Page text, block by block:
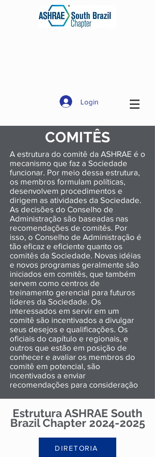
Login
COMITÊS
A estrutura do comitê da ASHRAE é o
mecanismo que faz a Sociedade
funcionar. Por meio dessa estrutura,
os membros formulam políticas,
desenvolvem procedimentos e
dirigem as atividades da Sociedade.
As decisões do Conselho de
Administração são baseadas nas
recomendações de comitês. Por
isso, o Conselho de Administração é
tão eficaz e eficiente quanto os
comitês da Sociedade. Novas idéias
e novos programas geralmente são
iniciados em comitês, que também
servem como centros de
treinamento gerencial para futuros
líderes da Sociedade. Os
interessados ​​em servir em um
comitê são incentivados a divulgar
seus desejos e qualificações. Os
oficiais do capítulo e regionais, e
outros que estão em posição de
conhecer e avaliar os membros do
comitê em potencial, são
incentivados a enviar
recomendações para consideração
Estrutura ASHRAE South
Brazil Chapter 2024-2025
DIRETORIA